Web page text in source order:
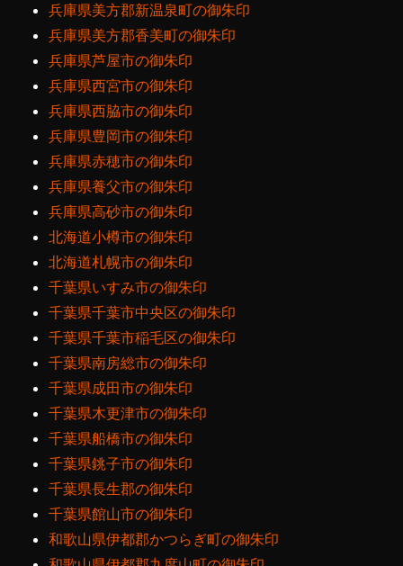
兵庫県美方郡新温泉町の御朱印
兵庫県美方郡香美町の御朱印
兵庫県芦屋市の御朱印
兵庫県西宮市の御朱印
兵庫県西脇市の御朱印
兵庫県豊岡市の御朱印
兵庫県赤穂市の御朱印
兵庫県養父市の御朱印
兵庫県高砂市の御朱印
北海道小樽市の御朱印
北海道札幌市の御朱印
千葉県いすみ市の御朱印
千葉県千葉市中央区の御朱印
千葉県千葉市稲毛区の御朱印
千葉県南房総市の御朱印
千葉県成田市の御朱印
千葉県木更津市の御朱印
千葉県船橋市の御朱印
千葉県銚子市の御朱印
千葉県長生郡の御朱印
千葉県館山市の御朱印
和歌山県伊都郡かつらぎ町の御朱印